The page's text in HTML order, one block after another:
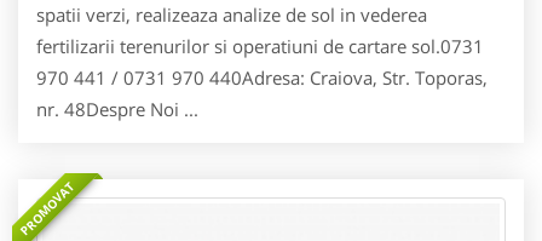
spatii verzi, realizeaza analize de sol in vederea
fertilizarii terenurilor si operatiuni de cartare sol.0731
970 441 / 0731 970 440Adresa: Craiova, Str. Toporas,
nr. 48Despre Noi ...
PROMOVAT